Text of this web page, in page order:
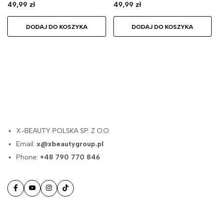
49,99 zł
DODAJ DO KOSZYKA
49,99 zł
DODAJ DO KOSZYKA
X-BEAUTY POLSKA SP. Z O.O.
Email:x@xbeautygroup.pl
Phone:+48 790 770 846